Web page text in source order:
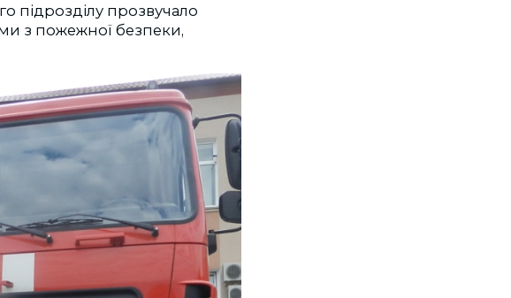
підрозділу прозвучало
з пожежної безпеки,